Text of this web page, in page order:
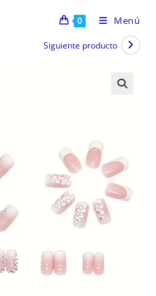
0 Menú
Siguiente producto